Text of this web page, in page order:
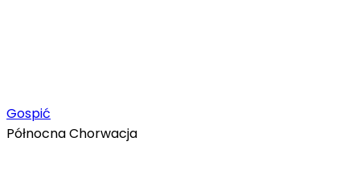
Gospić
Północna Chorwacja